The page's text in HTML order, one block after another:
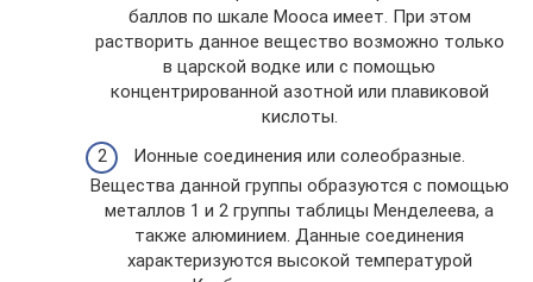
баллов по шкале Мооса имеет. При этом
растворить данное вещество возможно только
в царской водке или с помощью
концентрированной азотной или плавиковой
кислоты.
Ионные соединения или солеобразные.
Вещества данной группы образуются с помощью
металлов 1 и 2 группы таблицы Менделеева, а
также алюминием. Данные соединения
характеризуются высокой температурой